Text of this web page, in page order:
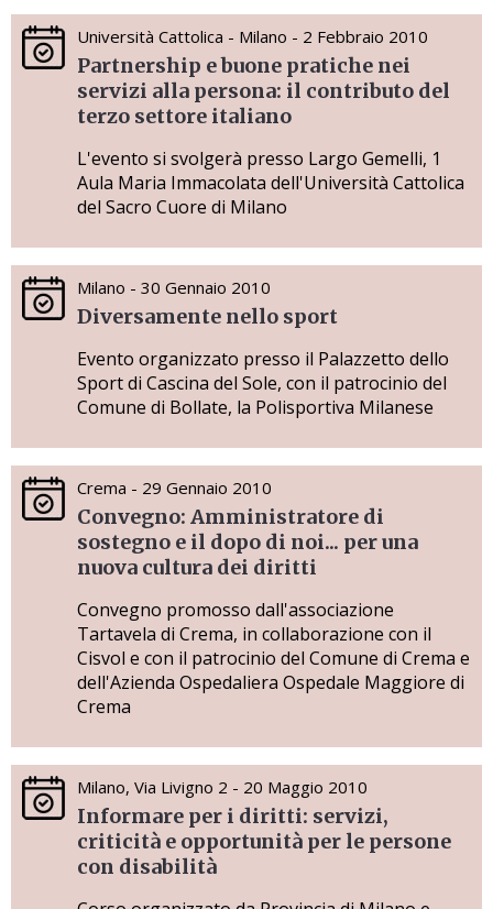
Università Cattolica - Milano - 2 Febbraio 2010
Partnership e buone pratiche nei
servizi alla persona: il contributo del
terzo settore italiano
L'evento si svolgerà presso Largo Gemelli, 1
Aula Maria Immacolata dell'Università Cattolica
del Sacro Cuore di Milano
Milano - 30 Gennaio 2010
Diversamente nello sport
Evento organizzato presso il Palazzetto dello
Sport di Cascina del Sole, con il patrocinio del
Comune di Bollate, la Polisportiva Milanese
Crema - 29 Gennaio 2010
Convegno: Amministratore di
sostegno e il dopo di noi... per una
nuova cultura dei diritti
Convegno promosso dall'associazione
Tartavela di Crema, in collaborazione con il
Cisvol e con il patrocinio del Comune di Crema e
dell'Azienda Ospedaliera Ospedale Maggiore di
Crema
Milano, Via Livigno 2 - 20 Maggio 2010
Informare per i diritti: servizi,
criticità e opportunità per le persone
con disabilità